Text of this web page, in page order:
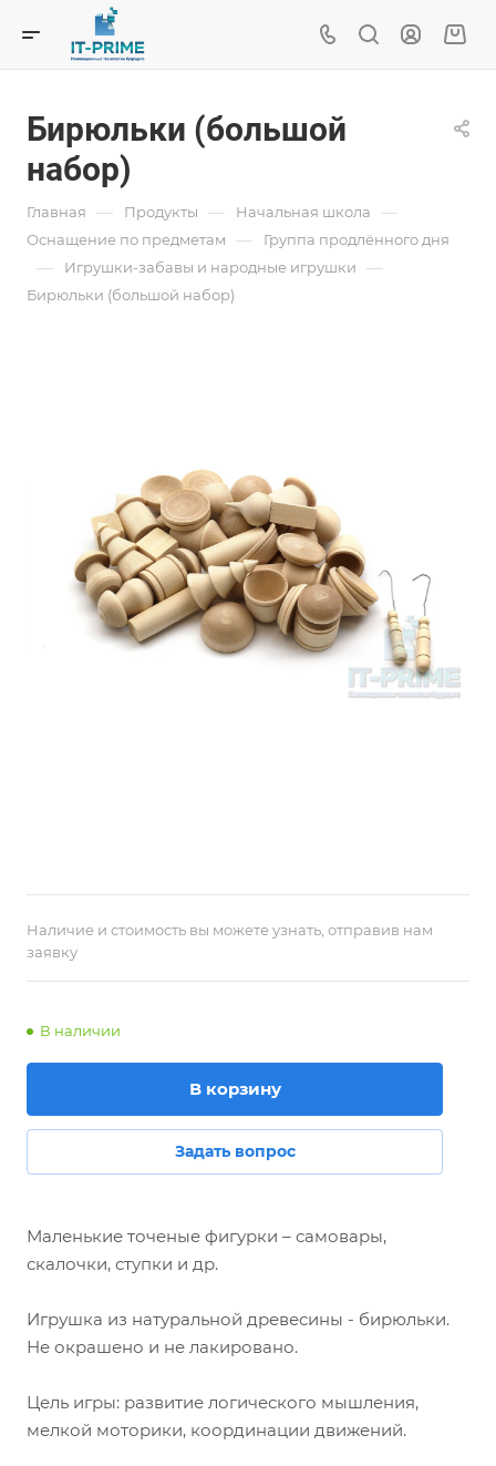
Бирюльки (большой
набор)
Главная — Продукты — Начальная школа —
Оснащение по предметам — Группа продлённого дня
— Игрушки-забавы и народные игрушки —
Бирюльки (большой набор)
Наличие и стоимость вы можете узнать, отправив нам
заявку
В наличии
В корзину
Задать вопрос
Маленькие точеные фигурки – самовары,
скалочки, ступки и др.
Игрушка из натуральной древесины - бирюльки.
Не окрашено и не лакировано.
Цель игры: развитие логического мышления,
мелкой моторики, координации движений.